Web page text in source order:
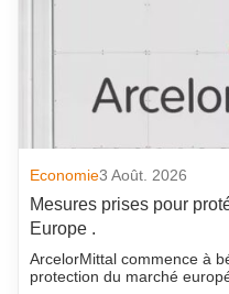
Economie3 Août. 2026
Mesures prises pour
Europe .
ArcelorMittal commence à
protection du marché